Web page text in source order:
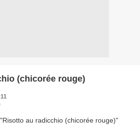
(chicorée rouge)